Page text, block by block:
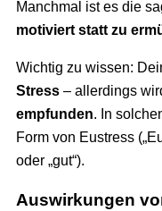
Manchmal ist es die
motiviert statt zu
Wichtig zu wissen:
Stress – allerdings
empfunden. In
Form von Eustress
oder „gut“).
Auswirkungen